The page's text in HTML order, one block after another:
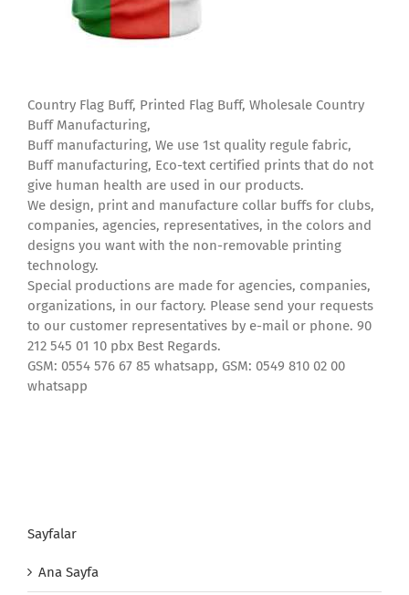
Country Flag Buff, Printed Flag Buff, Wholesale Country
Buff Manufacturing,
Buff manufacturing, We use 1st quality regule fabric,
Buff manufacturing, Eco-text certified prints that do not
give human health are used in our products.
We design, print and manufacture collar buffs for clubs,
companies, agencies, representatives, in the colors and
designs you want with the non-removable printing
technology.
Special productions are made for agencies, companies,
organizations, in our factory. Please send your requests
to our customer representatives by e-mail or phone. 90
212 545 01 10 pbx Best Regards.
GSM: 0554 576 67 85 whatsapp, GSM: 0549 810 02 00
whatsapp
Sayfalar
Ana Sayfa